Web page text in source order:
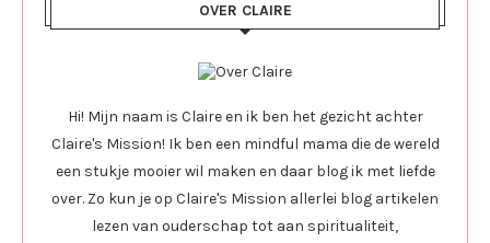
OVER CLAIRE
Hi! Mijn naam is Claire en ik ben het gezicht achter
Claire's Mission! Ik ben een mindful mama die de wereld
een stukje mooier wil maken en daar blog ik met liefde
over. Zo kun je op Claire's Mission allerlei blog artikelen
lezen van ouderschap tot aan spiritualiteit,